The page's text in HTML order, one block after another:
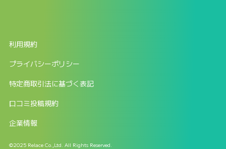
返金申請フォーム
利用規約
プライバシーポリシー
特定商取引法に基づく表記
口コミ投稿規約
企業情報
©2025 Relace Co.,Ltd. All Rights Reserved.